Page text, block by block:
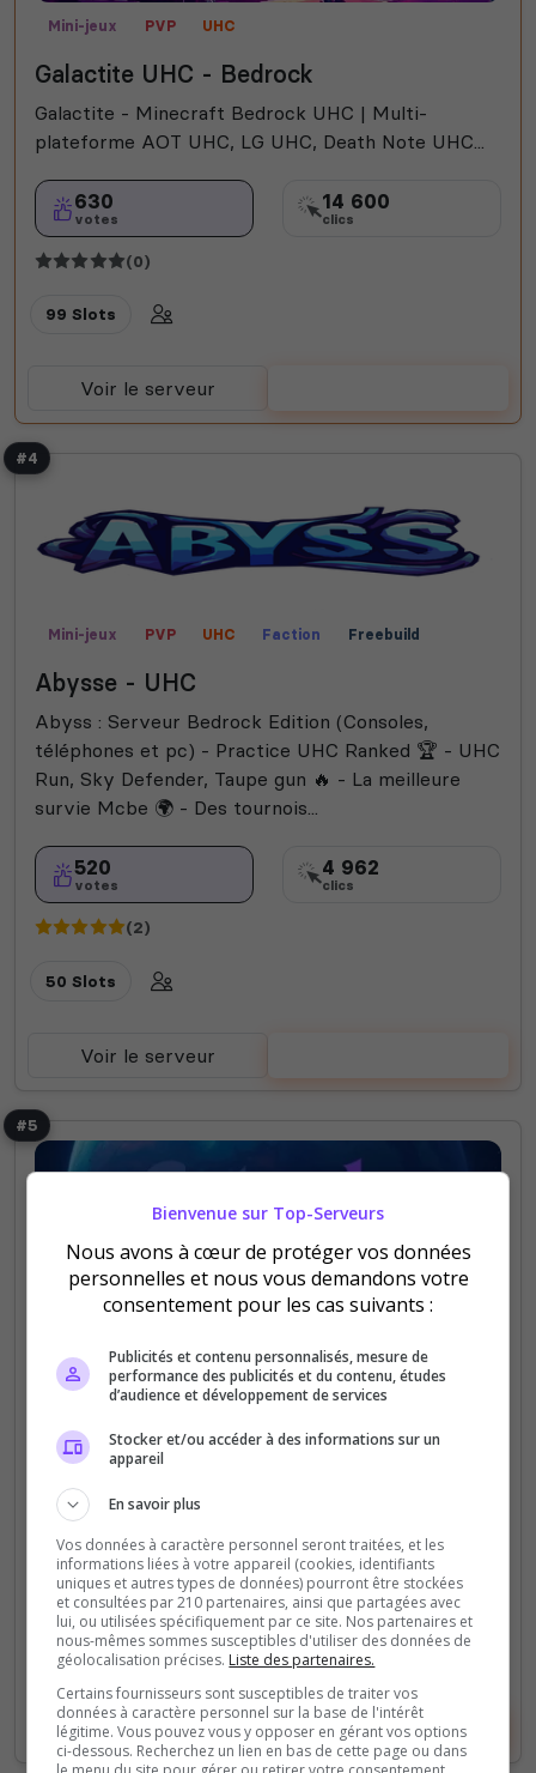
Mini-jeux PVP UHC
Galactite UHC - Bedrock
Galactite - Minecraft Bedrock UHC | Multi-
plateforme AOT UHC, LG UHC, Death Note UHC...
630
votes
14 600
clics
(0)
99 Slots
Voir le serveur
#4
Mini-jeux PVP UHC Faction Freebuild
Abysse - UHC
Abyss : Serveur Bedrock Edition (Consoles,
téléphones et pc) - Practice UHC Ranked 🏆 - UHC
Run, Sky Defender, Taupe gun 🔥 - La meilleure
survie Mcbe 🌍 - Des tournois...
520
votes
4 962
clics
(2)
50 Slots
Voir le serveur
#5
Faction PVP Mini-jeux
Astral UHC
Astral UHC -Astral est l'un des nombreux serveurs
intensif! -des Host presque tout les jours -Une
283
votes
3 269
clics
(0)
500 Slots
Voir le serveur Voter
Bienvenue sur Top-Serveurs
Nous avons à cœur de protéger vos données
personnelles et nous vous demandons votre
consentement pour les cas suivants :
Publicités et contenu personnalisés, mesure de
performance des publicités et du contenu, études
d’audience et développement de services
Stocker et/ou accéder à des informations sur un
appareil
En savoir plus
Vos données à caractère personnel seront traitées, et les
informations liées à votre appareil (cookies, identifiants
uniques et autres types de données) pourront être stockées
et consultées par 210 partenaires, ainsi que partagées avec
lui, ou utilisées spécifiquement par ce site. Nos partenaires et
nous-mêmes sommes susceptibles d'utiliser des données de
géolocalisation précises. Liste des partenaires.
Certains fournisseurs sont susceptibles de traiter vos
données à caractère personnel sur la base de l'intérêt
légitime. Vous pouvez vous y opposer en gérant vos options
ci-dessous. Recherchez un lien en bas de cette page ou dans